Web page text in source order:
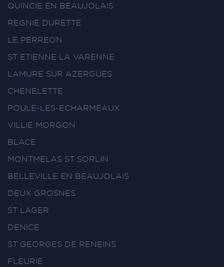
QUINCIE EN BEAUJOLAIS
REGNIE DURETTE
LE PERREON
ST ETIENNE LA VARENNE
LAMURE SUR AZERGUES
CHENELETTE
POULE-LES-ECHARMEAUX
VILLIE MORGON
BLACE
MONTMELAS ST SORLIN
BELLEVILLE EN BEAUJOLAIS
DEUX GROSNES
ST LAGER
DENICE
ST GEORGES DE RENEINS
FLEURIE